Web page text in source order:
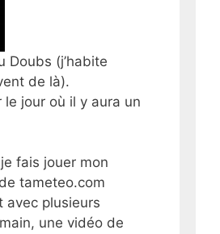
Doubs (j’habite
de là).
jour où il y aura un
fais jouer mon
tameteo.com
avec plusieurs
une vidéo de